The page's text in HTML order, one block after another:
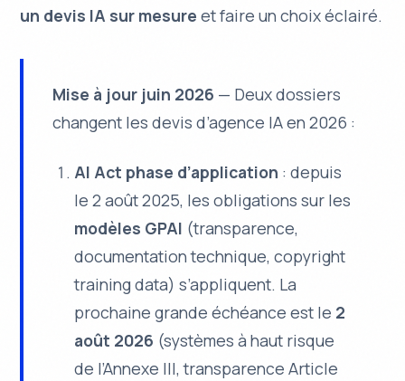
un devis IA sur mesure et faire un choix éclairé.
Mise à jour juin 2026 — Deux dossiers
changent les devis d’agence IA en 2026 :
AI Act phase d’application : depuis
le 2 août 2025, les obligations sur les
modèles GPAI (transparence,
documentation technique, copyright
training data) s’appliquent. La
prochaine grande échéance est le 2
août 2026 (systèmes à haut risque
de l’Annexe III, transparence Article